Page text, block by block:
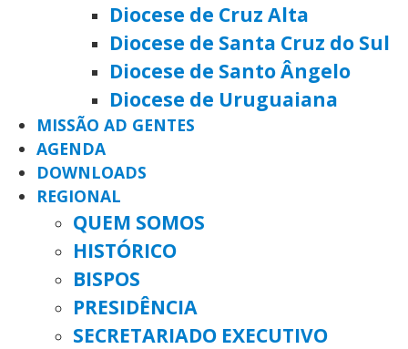
Diocese de Cruz Alta
Diocese de Santa Cruz do Sul
Diocese de Santo Ângelo
Diocese de Uruguaiana
MISSÃO AD GENTES
AGENDA
DOWNLOADS
REGIONAL
QUEM SOMOS
HISTÓRICO
BISPOS
PRESIDÊNCIA
SECRETARIADO EXECUTIVO